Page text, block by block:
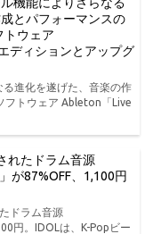
とパフォーマンスの
トウェア
ディションとアップグ
進化を遂げた、音楽の作
フトウェア Ableton「Live
れたドラム音源
が87%OFF、1,100円
ドラム音源
円。IDOLは、K-Popビー